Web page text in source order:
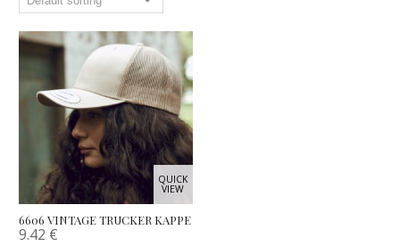
QUICK
VIEW
6606 VINTAGE TRUCKER KAPPE
9.42 €